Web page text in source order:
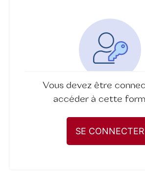
Vous devez être
accéder à cette
SE CONNECTER